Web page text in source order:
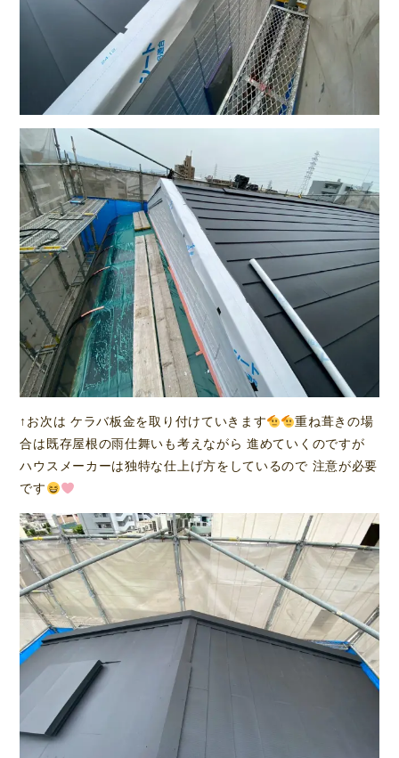
↑お次は ケラバ板金を取り付けていきます
重ね葺きの場
合は既存屋根の雨仕舞いも考えながら 進めていくのですが
ハウスメーカーは独特な仕上げ方をしているので 注意が必要
です